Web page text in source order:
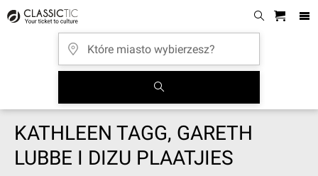
KATHLEEN TAGG, GARETH
LUBBE I DIZU PLAATJIES